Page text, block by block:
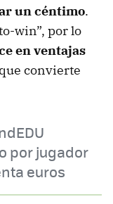
un céntimo.
win”, por lo
en ventajas
convierte
por jugador
euros